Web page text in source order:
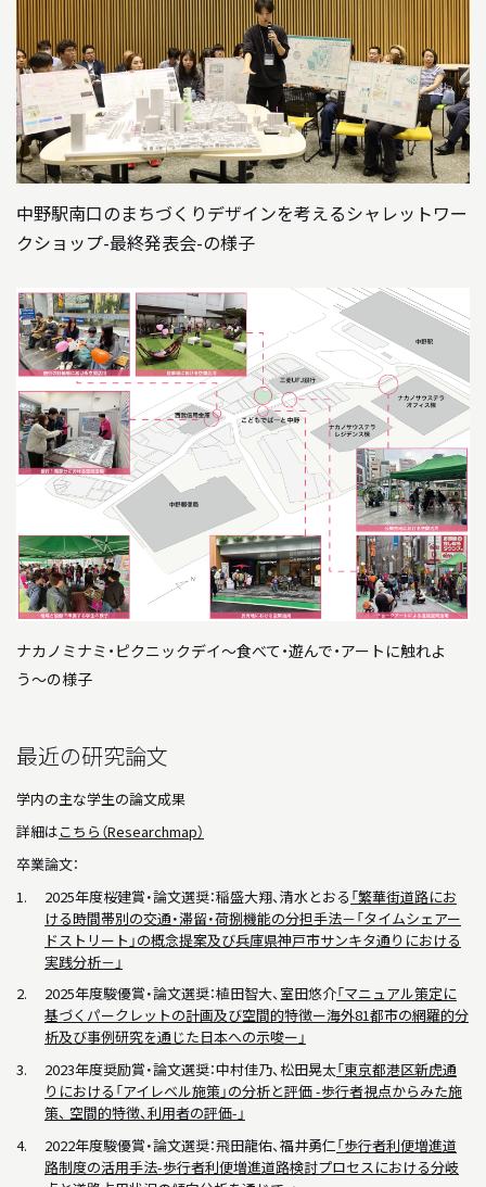
中野駅南口のまちづくりデザインを考えるシャレットワー
クショップ-最終発表会-の様子
ナカノミナミ・ピクニックデイ〜食べて・遊んで・アートに触れよ
う〜の様子
最近の研究論文
学内の主な学生の論文成果
詳細はこちら（Researchmap）
卒業論文：
2025年度桜建賞・論文選奨：稲盛大翔、清水とおる 「繁華街道路にお
ける時間帯別の交通・滞留・荷捌機能の分担手法－「タイムシェアー
ドストリート」の概念提案及び兵庫県神戸市サンキタ通りにおける
実践分析－」
2025年度駿優賞・論文選奨：植田智大、室田悠介「マニュアル策定に
基づくパークレットの計画及び空間的特徴ー海外81都市の網羅的分
析及び事例研究を通じた日本への示唆ー 」
2023年度奨励賞・論文選奨：中村佳乃、松田晃太「東京都港区新虎通
りにおける「アイレベル施策」の分析と評価 -歩行者視点からみた施
策、 空間的特徴、利用者の評価- 」
2022年度駿優賞・論文選奨：飛田龍佑、福井勇仁「歩行者利便増進道
路制度の活用手法-歩行者利便増進道路検討プロセスにおける分岐